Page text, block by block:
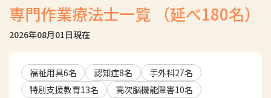
専門作業療法士一覧 （延べ180名）
2026年08月01日現在
福祉用具6名 認知症8名 手外科27名
特別支援教育13名 高次脳機能障害10名